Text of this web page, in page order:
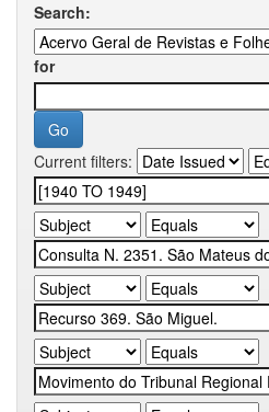
Search:
for
Current filters: